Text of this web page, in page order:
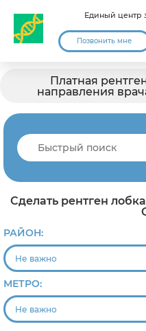
Единый центр
Позвонить мне
Платная
направления
Сделать рентген
РАЙОН:
МЕТРО: